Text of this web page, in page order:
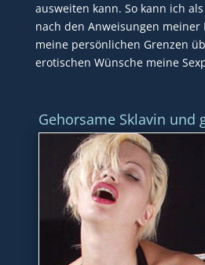
ausweiten kann. So kann ich
nach den Anweisungen meiner
meine persönlichen Grenzen
erotischen Wünsche meine
Gehorsame Sklavin und